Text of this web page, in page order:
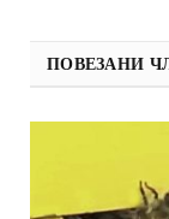
ПОВЕЗАНИ